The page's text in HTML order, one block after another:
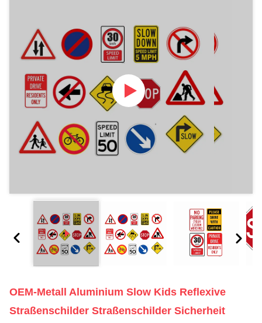
OEM-Metall Aluminium Slow Kids Reflexive
Straßenschilder Straßenschilder Sicherheit